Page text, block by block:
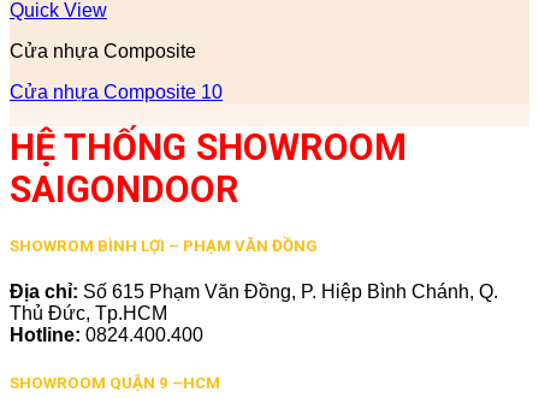
Quick View
Cửa nhựa Composite
Cửa nhựa Composite 10
HỆ THỐNG SHOWROOM
SAIGONDOOR
SHOWROM BÌNH LỢI – PHẠM VĂN ĐỒNG
Địa chỉ: Số 615 Phạm Văn Đồng, P. Hiệp Bình Chánh, Q.
Thủ Đức, Tp.HCM
Hotline: 0824.400.400
SHOWROOM QUẬN 9 –HCM